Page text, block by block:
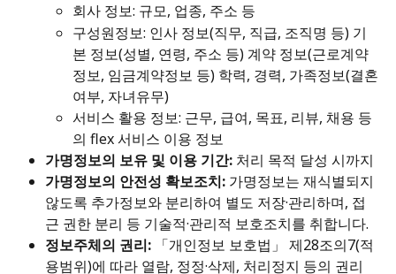
회사 정보: 규모, 업종, 주소 등
구성원정보: 인사 정보(직무, 직급, 조직명 등) 기
본 정보(성별, 연령, 주소 등) 계약 정보(근로계약
정보, 임금계약정보 등) 학력, 경력, 가족정보(결혼
여부, 자녀유무)
서비스 활용 정보: 근무, 급여, 목표, 리뷰, 채용 등
의 flex 서비스 이용 정보
가명정보의 보유 및 이용 기간: 처리 목적 달성 시까지
가명정보의 안전성 확보조치: 가명정보는 재식별되지
않도록 추가정보와 분리하여 별도 저장·관리하며, 접
근 권한 분리 등 기술적·관리적 보호조치를 취합니다.
정보주체의 권리: 「개인정보 보호법」 제28조의7(적
용범위)에 따라 열람, 정정·삭제, 처리정지 등의 권리